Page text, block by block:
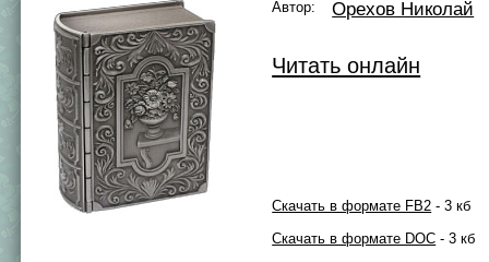
Автор: Орехов Николай
Читать онлайн
Скачать в формате FB2 - 3 кб
Скачать в формате DOC - 3 кб